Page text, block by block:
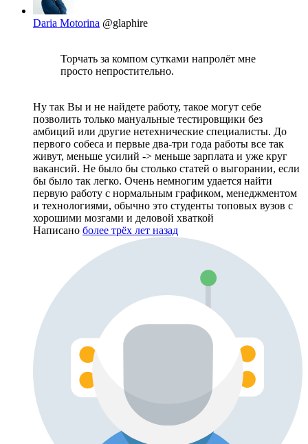
Daria Motorina @glaphire
Торчать за компом сутками напролёт мне
просто непростительно.
Ну так Вы и не найдете работу, такое могут себе
позволить только мануальные тестировщики без
амбиций или другие нетехнические специалисты. До
первого собеса и первые два-три года работы все так
живут, меньше усилий -> меньше зарплата и уже круг
вакансий. Не было бы столько статей о выгорании, если
бы было так легко. Очень немногим удается найти
первую работу с нормальным графиком, менеджментом
и технологиями, обычно это студенты топовых вузов с
хорошими мозгами и деловой хваткой
Написано более трёх лет назад